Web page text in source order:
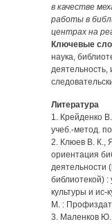
в качестве
работы в
центрах на
Ключевые
наука,
деятельность,
Литература
1. Крейденко
учеб.-метод.
2. Клюев В. К.,
ориентация
деятельности
библиотекой) :
культуры и ис-
М. :
3. Маленков Ю.